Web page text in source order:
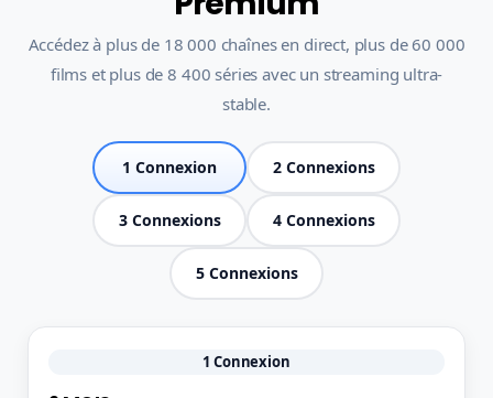
Accédez à plus de 18 000 chaînes en direct, plus de 60 000
films et plus de 8 400 séries avec un streaming ultra-
stable.
1 Connexion 2 Connexions
3 Connexions 4 Connexions
5 Connexions
1 Connexion